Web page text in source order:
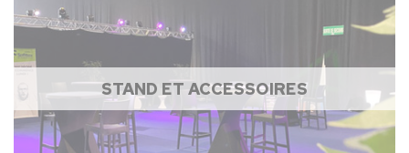
STAND ET ACCESSOIRES